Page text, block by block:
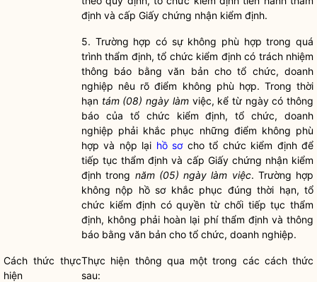
định và cấp Giấy chứng nhận kiểm định.
5. Trường hợp có sự không phù hợp trong quá
trình thẩm định, tổ chức kiểm định có trách nhiệm
thông báo bằng văn bản cho tổ chức, doanh
nghiệp nêu rõ điểm không phù hợp. Trong thời
hạn tám (08) ngày làm việc, kể từ ngày có thông
báo của tổ chức kiểm định, tổ chức, doanh
nghiệp phải khắc phục những điểm không phù
hợp và nộp lại hồ sơcho tổ chức kiểm định để
tiếp tục thẩm định và cấp Giấy chứng nhận kiểm
định trong năm (05) ngày làm việc. Trường hợp
không nộp hồ sơkhắc phục đúng thời hạn, tổ
chức kiểm định có quyền từ chối tiếp tục thẩm
định, không phải hoàn lại phí thẩm định và thông
báo bằng văn bản cho tổ chức, doanh nghiệp.
Cách thức thực
hiện
Thực hiện thông qua một trong các cách thức
sau: